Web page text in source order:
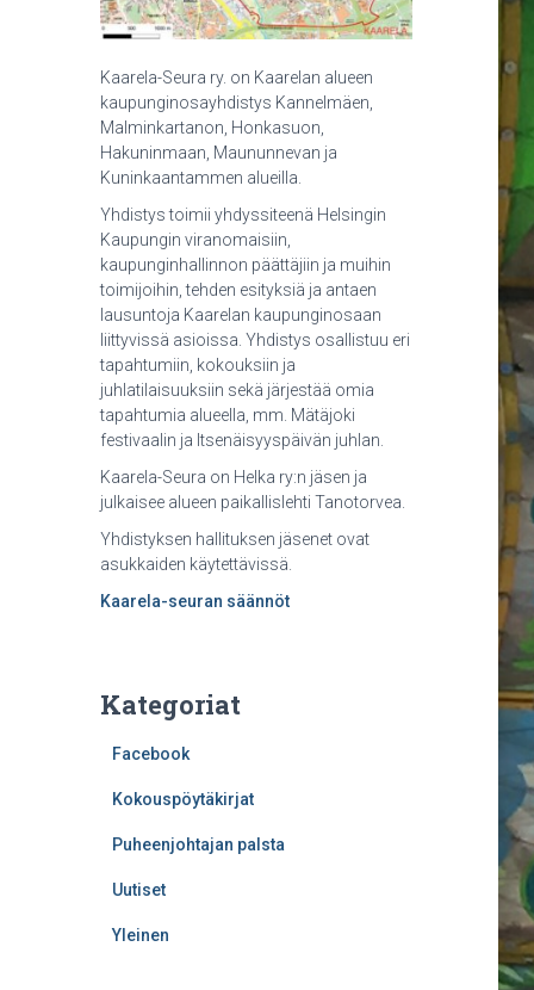
Kaarela-Seura ry. on Kaarelan alueen
kaupunginosayhdistys Kannelmäen,
Malminkartanon, Honkasuon,
Hakuninmaan, Maununnevan ja
Kuninkaantammen alueilla.
Yhdistys toimii yhdyssiteenä Helsingin
Kaupungin viranomaisiin,
kaupunginhallinnon päättäjiin ja muihin
toimijoihin, tehden esityksiä ja antaen
lausuntoja Kaarelan kaupunginosaan
liittyvissä asioissa. Yhdistys osallistuu eri
tapahtumiin, kokouksiin ja
juhlatilaisuuksiin sekä järjestää omia
tapahtumia alueella, mm. Mätäjoki
festivaalin ja Itsenäisyyspäivän juhlan.
Kaarela-Seura on Helka ry:n jäsen ja
julkaisee alueen paikallislehti Tanotorvea.
Yhdistyksen hallituksen jäsenet ovat
asukkaiden käytettävissä.
Kaarela-seuran säännöt
Kategoriat
Facebook
Kokouspöytäkirjat
Puheenjohtajan palsta
Uutiset
Yleinen